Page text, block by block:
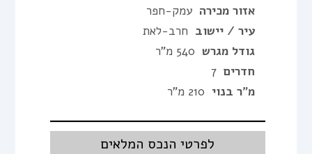
אזור מכירה עמק-חפר
עיר / יישוב חרב-לאת
גודל מגרש 540 מ"ר
חדרים 7
מ"ר בנוי 210 מ"ר
לפרטי הנכס המלאים